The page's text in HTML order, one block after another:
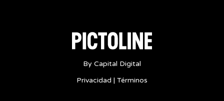
By Capital Digital
Privacidad | Términos